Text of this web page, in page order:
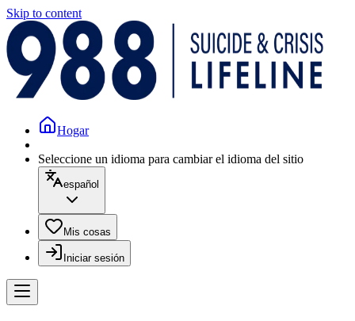
Skip to content
Hogar
Seleccione un idioma para cambiar el idioma del sitio
español
Mis cosas
Iniciar sesión